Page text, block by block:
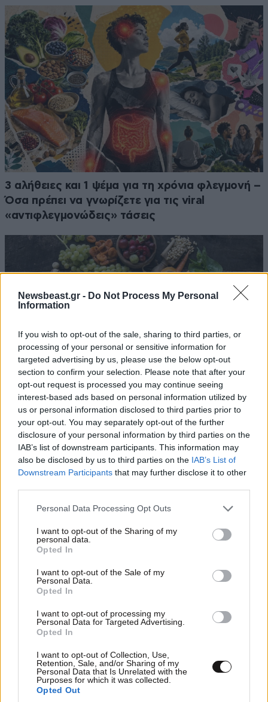
Newsbeast.gr - Do Not Process My Personal
Information
If you wish to opt-out of the sale, sharing to third parties, or
processing of your personal or sensitive information for
targeted advertising by us, please use the below opt-out
section to confirm your selection. Please note that after your
opt-out request is processed you may continue seeing
interest-based ads based on personal information utilized by
us or personal information disclosed to third parties prior to
your opt-out. You may separately opt-out of the further
disclosure of your personal information by third parties on the
IAB’s list of downstream participants. This information may
also be disclosed by us to third parties on the IAB’s List of
Downstream Participants that may further disclose it to other
Please note that this website/app uses one or more Google
not limited to your visit or usage behaviour. You may click to
grant or deny consent to Google and its third-party tags to
use your data for below specified purposes in below Google
consent section.
Personal Data Processing Opt Outs
I want to opt-out of the Sharing of my
personal data.
Opted In
I want to opt-out of the Sale of my
Personal Data.
Opted In
I want to opt-out of processing my
Personal Data for Targeted Advertising.
Opted In
I want to opt-out of Collection, Use,
Retention, Sale, and/or Sharing of my
Personal Data that Is Unrelated with the
Purposes for which it was collected.
Opted Out
3 αλήθειες και 1 ψέμα για τη χρόνια φλεγμονή –
Όσα πρέπει να γνωρίζετε για τις viral
«αντιφλεγμονώδεις» τάσεις
Δεν τρώτε λιπαρά ψάρια; 5 φυτικές τροφές
πλούσιες σε ωμέγα-3 για την προστασία της
καρδιάς
Δεν είναι μόνο το γάλα: 10 τροφές πλούσιες σε
ασβέστιο που θωρακίζουν τα οστά σας μετά τα